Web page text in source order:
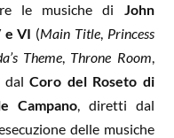
le musiche di John
e VI (Main Title, Princess
Theme, Throne Room,
dalCoro del Roseto di
Campano, diretti dal
delle musiche